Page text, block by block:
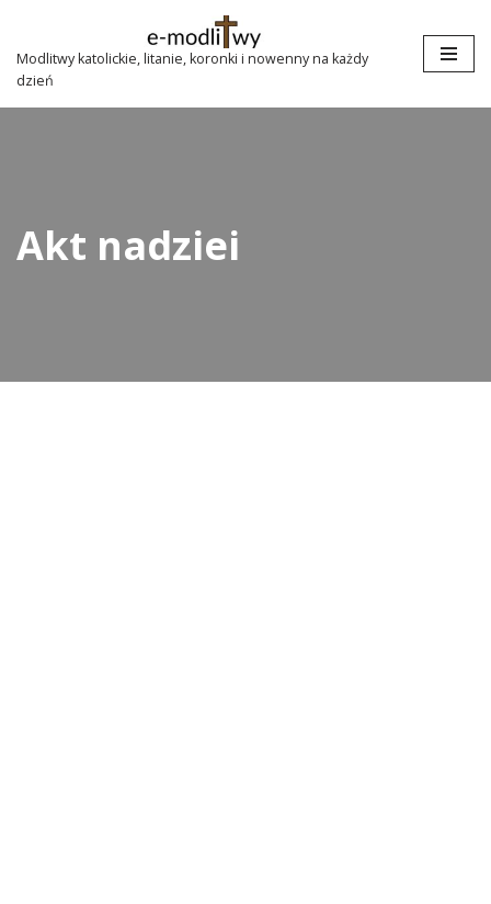
Przejdź
do
treści
Modlitwy katolickie, litanie, koronki i nowenny na każdy
dzień
Akt nadziei